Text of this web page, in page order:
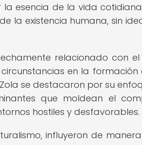
la esencia de la vida
la existencia humana, sin
relacionado con el
en la
se destacaron por su
que moldean el
hostiles y desfavorables.
influyeron de